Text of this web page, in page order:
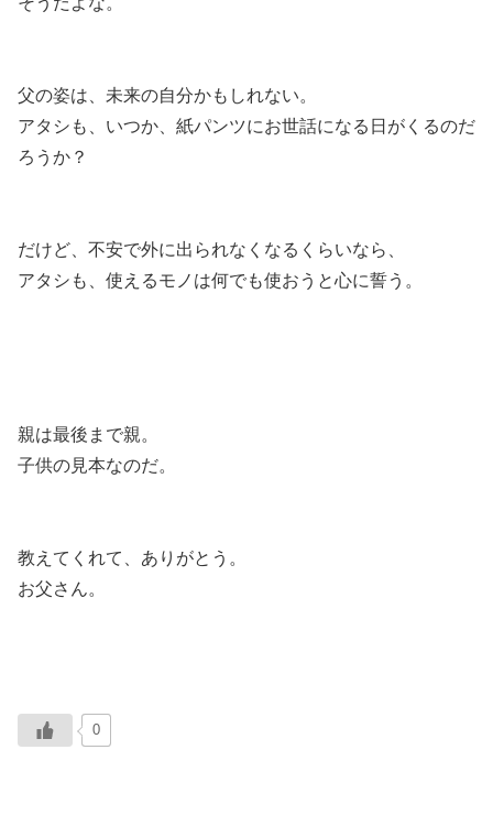
父の姿は、未来の自分かもしれない。
アタシも、いつか、紙パンツにお世話になる日がくるのだ
ろうか？
だけど、不安で外に出られなくなるくらいなら、
アタシも、使えるモノは何でも使おうと心に誓う。
親は最後まで親。
子供の見本なのだ。
教えてくれて、ありがとう。
お父さん。
0